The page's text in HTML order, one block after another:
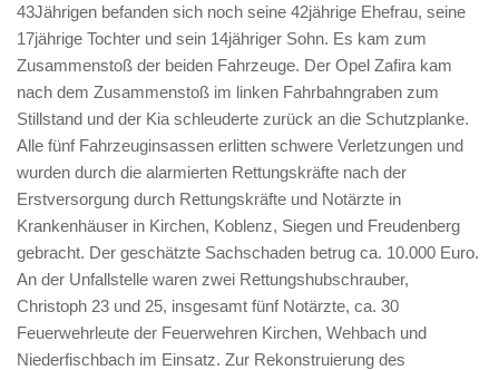
43Jährigen befanden sich noch seine 42jährige Ehefrau, seine
17jährige Tochter und sein 14jähriger Sohn. Es kam zum
Zusammenstoß der beiden Fahrzeuge. Der Opel Zafira kam
nach dem Zusammenstoß im linken Fahrbahngraben zum
Stillstand und der Kia schleuderte zurück an die Schutzplanke.
Alle fünf Fahrzeuginsassen erlitten schwere Verletzungen und
wurden durch die alarmierten Rettungskräfte nach der
Erstversorgung durch Rettungskräfte und Notärzte in
Krankenhäuser in Kirchen, Koblenz, Siegen und Freudenberg
gebracht. Der geschätzte Sachschaden betrug ca. 10.000 Euro.
An der Unfallstelle waren zwei Rettungshubschrauber,
Christoph 23 und 25, insgesamt fünf Notärzte, ca. 30
Feuerwehrleute der Feuerwehren Kirchen, Wehbach und
Niederfischbach im Einsatz. Zur Rekonstruierung des